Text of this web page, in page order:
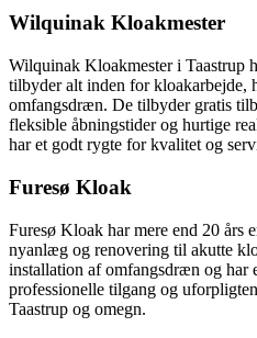
Wilquinak Kloakmester
Wilquinak Kloakmester i Taastrup
tilbyder alt inden for kloakarbejde,
omfangsdræn. De tilbyder gratis
fleksible åbningstider og hurtige
har et godt rygte for kvalitet og
Furesø Kloak
Furesø Kloak har mere end 20 års
nyanlæg og renovering til akutte
installation af omfangsdræn og har
professionelle tilgang og
Taastrup og omegn.